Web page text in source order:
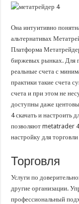
Она интуитивно
альтернативах
Платформа
биржевых рынках. Для
реальные счета с
практики такие счета
счета и при этом не
доступны даже
4 скачать и настроить
позволяют metatrader 4
настройку для
Торговля
Услуги по
другие организации.
профессиональный